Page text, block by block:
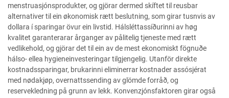
menstruasjónsprodukter, og gjörar dermed skíftet til reusbar
alternativer til ein økonomisk rætt beslutning, som girar tusnvis av
dollara í sparingar övur ein livstid. Hálsléttassíðurinni av høg
kvalitet garanterarar årganger av pålitelig tjeneste med rætt
vedlikehold, og gjörar det til ein av de mest ekonomiskt fögnuðe
hálso- ellea hygieneinvesteringar tilgjengelig. Utanför direkte
kostnadssparingar, brukarinni eliminerrar kostnader assósjérat
med nødakjøp, overnattssending av glömde forråð, og
reservekledning på grunn av lekk. Konvenzjónsfaktoren girar også